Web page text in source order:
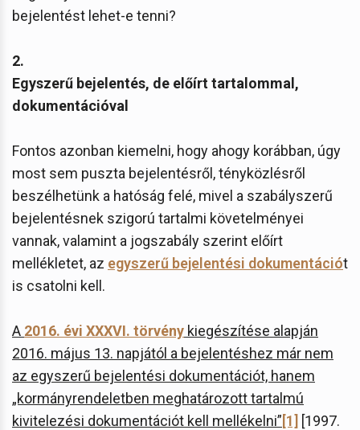
bejelentést lehet-e tenni?
2.
Egyszerű bejelentés, de előírt tartalommal,
dokumentációval
Fontos azonban kiemelni, hogy ahogy korábban, úgy
most sem puszta bejelentésről, tényközlésről
beszélhetünk a hatóság felé, mivel a szabályszerű
bejelentésnek szigorú tartalmi követelményei
vannak, valamint a jogszabály szerint előírt
mellékletet, az egyszerű bejelentési dokumentációt
is csatolni kell.
A 2016. évi XXXVI. törvény kiegészítése alapján
2016. május 13. napjától a bejelentéshez már nem
az egyszerű bejelentési dokumentációt, hanem
„kormányrendeletben meghatározott tartalmú
kivitelezési dokumentációt kell mellékelni”[1] [1997.